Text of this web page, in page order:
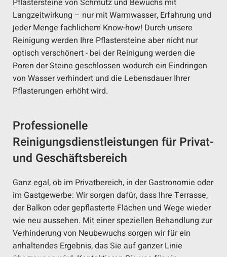
Pflastersteine von Schmutz und Bewuchs mit
Langzeitwirkung – nur mit Warmwasser, Erfahrung und
jeder Menge fachlichem Know-how! Durch unsere
Reinigung werden Ihre Pflastersteine aber nicht nur
optisch verschönert - bei der Reinigung werden die
Poren der Steine geschlossen wodurch ein Eindringen
von Wasser verhindert und die Lebensdauer Ihrer
Pflasterungen erhöht wird.
Professionelle
Reinigungsdienstleistungen für Privat-
und Geschäftsbereich
Ganz egal, ob im Privatbereich, in der Gastronomie oder
im Gastgewerbe: Wir sorgen dafür, dass Ihre Terrasse,
der Balkon oder gepflasterte Flächen und Wege wieder
wie neu aussehen. Mit einer speziellen Behandlung zur
Verhinderung von Neubewuchs sorgen wir für ein
anhaltendes Ergebnis, das Sie auf ganzer Linie